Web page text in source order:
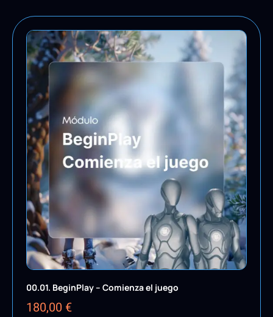
00.01. BeginPlay – Comienza el juego
180,00 €